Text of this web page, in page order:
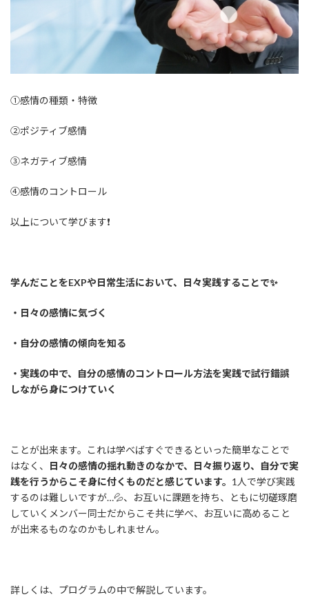
①感情の種類・特徴
②ポジティブ感情
③ネガティブ感情
④感情のコントロール
以上について学びます❗️
学んだことをEXPや日常生活において、日々実践することで✨
・日々の感情に気づく
・自分の感情の傾向を知る
・実践の中で、自分の感情のコントロール方法を実践で試行錯誤
しながら身につけていく
ことが出来ます。これは学べばすぐできるといった簡単なことで
はなく、
日々の感情の揺れ動きのなかで、日々振り返り、自分で実
践を行うからこそ身に付くものだと感じています。 1人で学び実践
するのは難しいですが…💦、お互いに課題を持ち、ともに切磋琢磨
していくメンバー同士だからこそ共に学べ、お互いに高めること
が出来るものなのかもしれません。
詳しくは、プログラムの中で解説しています。